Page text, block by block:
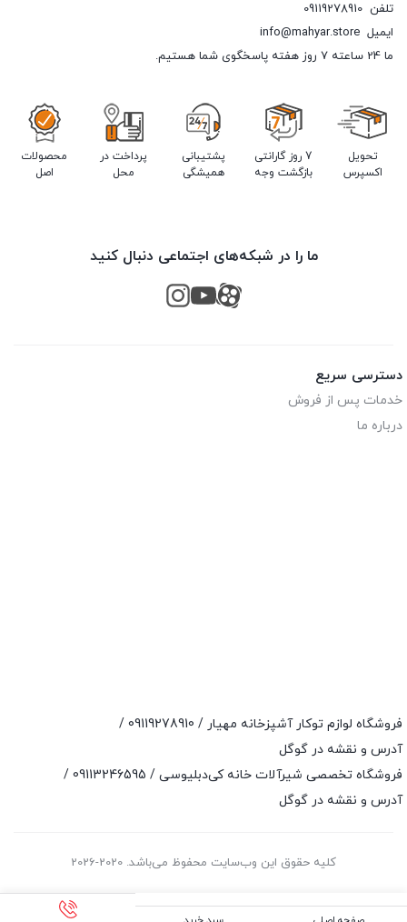
تلفن 09119278910
ایمیل info@mahyar.store
ما 24 ساعته 7 روز هفته پاسخگوی شما هستیم.
تحویل
اکسپرس
7 روز گارانتی
بازگشت وجه
پشتیبانی
همیشگی
پرداخت در
محل
محصولات
اصل
ما را در شبکه‌های اجتماعی دنبال کنید
دسترسی سریع
خدمات پس از فروش
درباره ما
فروشگاه لوازم توکار آشپزخانه مهیار / 09119278910
/
آدرس و نقشه در گوگل
فروشگاه تخصصی شیرآلات خانه کی‌دبلیوسی / 09113246595
/
آدرس و نقشه در گوگل
کلیه حقوق این وب‌سایت محفوظ می‌باشد. 2020-2026